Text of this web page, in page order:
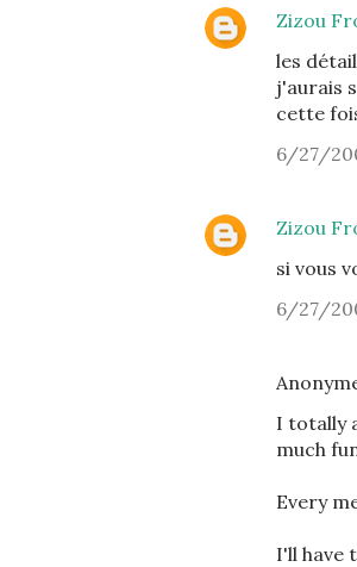
Zizou
les
j'aurais
cette
6/27/
Zizou
si vous
6/27/
I totally
much
Every
I'll have